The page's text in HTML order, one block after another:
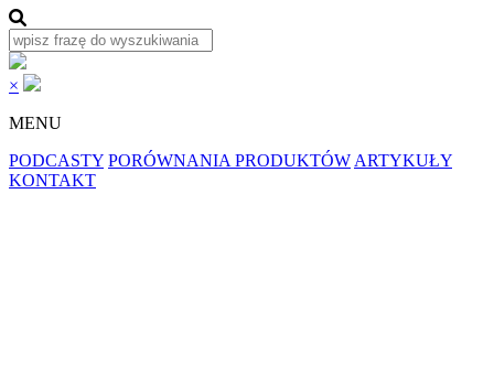
×
MENU
PODCASTY PORÓWNANIA PRODUKTÓW ARTYKUŁY
KONTAKT